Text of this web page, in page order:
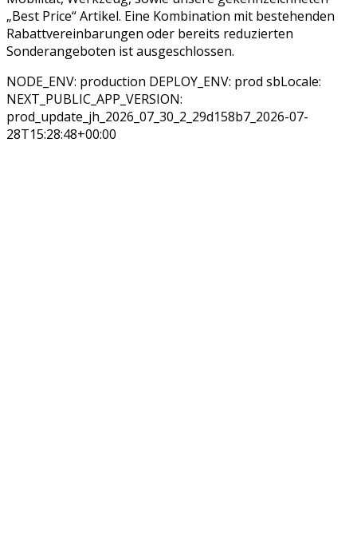
„Best Price“ Artikel. Eine Kombination mit bestehenden
Rabattvereinbarungen oder bereits reduzierten
Sonderangeboten ist ausgeschlossen.
NODE_ENV: production DEPLOY_ENV: prod sbLocale:
NEXT_PUBLIC_APP_VERSION:
prod_update_jh_2026_07_30_2_29d158b7_2026-07-
28T15:28:48+00:00